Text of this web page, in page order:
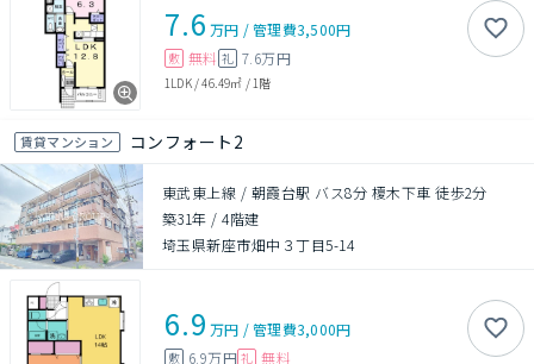
7.6 万円 /管理費3,500円
敷 無料 礼 7.6万円
1LDK/46.49㎡ / 1階
賃貸マンション コンフォート2
東武東上線 / 朝霞台駅 バス8分 榎木下車 徒歩2分
築31年 /4階建
埼玉県新座市畑中３丁目5-14
6.9 万円 /管理費3,000円
敷 6.9万円 礼 無料